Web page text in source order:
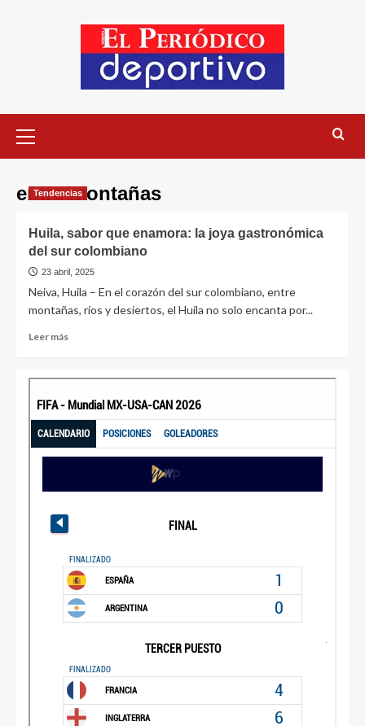
entre montañas
Tendencias
Huila, sabor que enamora: la joya gastronómica
del sur colombiano
23 abril, 2025
Neiva, Huila – En el corazón del sur colombiano, entre
montañas, ríos y desiertos, el Huila no solo encanta por...
Leer más